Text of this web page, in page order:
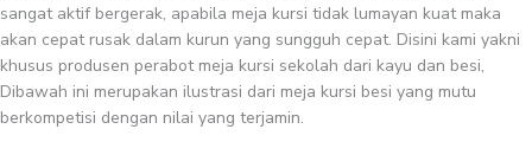
sangat aktif bergerak, apabila meja kursi tidak lumayan kuat maka
akan cepat rusak dalam kurun yang sungguh cepat. Disini kami yakni
khusus produsen perabot meja kursi sekolah dari kayu dan besi,
Dibawah ini merupakan ilustrasi dari meja kursi besi yang mutu
berkompetisi dengan nilai yang terjamin.